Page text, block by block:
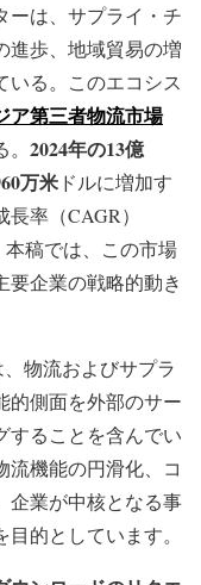
ーは、サプライ・チ
進歩、地域貿易の増
いる。このエコシス
ア第三者物流市場
2024年の13億
万米 ドルに増加す
率（CAGR）
稿では、この市場
要企業の戦略的動き
物流およびサプラ
的側面を外部のサー
することを含んでい
流機能の円滑化、コ
企業が中核となる事
的としています。